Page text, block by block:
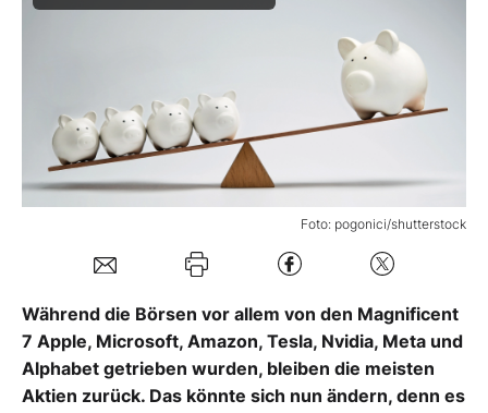
Experten
Mein Konto
Foto: pogonici/shutterstock
Während die Börsen vor allem von den Magnificent
7 Apple, Microsoft, Amazon, Tesla, Nvidia, Meta und
Alphabet getrieben wurden, bleiben die meisten
Aktien zurück. Das könnte sich nun ändern, denn es